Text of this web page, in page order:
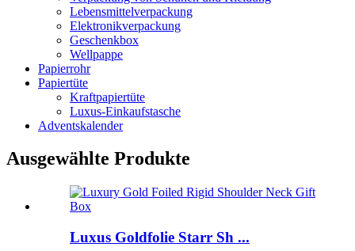
Lebensmittelverpackung
Elektronikverpackung
Geschenkbox
Wellpappe
Papierrohr
Papiertüte
Kraftpapiertüte
Luxus-Einkaufstasche
Adventskalender
Ausgewählte Produkte
Luxus Goldfolie Starr Sh ...